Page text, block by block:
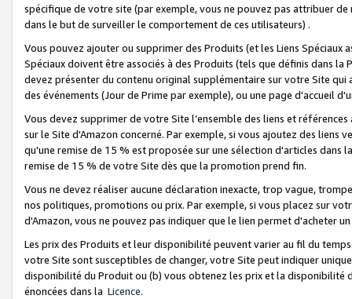
spécifique de votre site (par exemple, vous ne pouvez pas attribuer
dans le but de surveiller le comportement de ces utilisateurs) .
Vous pouvez ajouter ou supprimer des Produits (et les Liens
Spéciaux doivent être associés à des Produits (tels que définis dans
devez présenter du contenu original supplémentaire sur votre Site qui
des événements (Jour de Prime par exemple), ou une page d'accueil
Vous devez supprimer de votre Site l’ensemble des liens et
sur le Site d'Amazon concerné. Par exemple, si vous ajoutez des
qu'une remise de 15 % est proposée sur une sélection d'articles
remise de 15 % de votre Site dès que la promotion prend fin.
Vous ne devez réaliser aucune déclaration inexacte, trop vague,
nos politiques, promotions ou prix. Par exemple, si vous placez sur
d'Amazon, vous ne pouvez pas indiquer que le lien permet d'acheter
Les prix des Produits et leur disponibilité peuvent varier au fil du
votre Site sont susceptibles de changer, votre Site peut indiquer
disponibilité du Produit ou (b) vous obtenez les prix et la disponibilité
énoncées dans la Licence.